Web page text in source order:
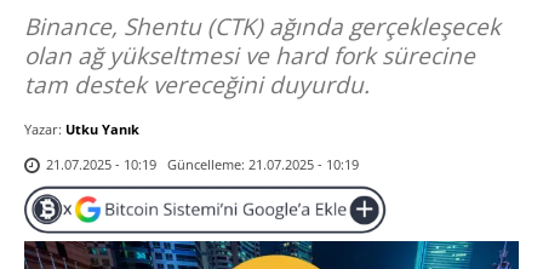
Binance, Shentu (CTK) ağında gerçekleşecek
olan ağ yükseltmesi ve hard fork sürecine
tam destek vereceğini duyurdu.
Yazar: Utku Yanık
21.07.2025 - 10:19 Güncelleme: 21.07.2025 - 10:19